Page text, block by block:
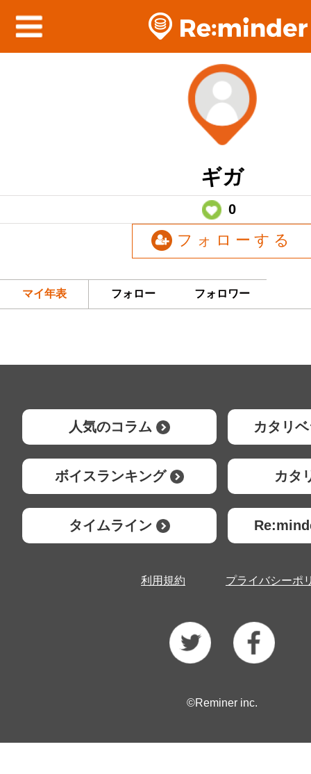
ギガ
0
フォローする
マイ年表 フォロー フォロワー
人気のコラム カタリ
ボイスランキング カタ
タイムライン
利用規約 プライバシーポ
©Reminer inc.